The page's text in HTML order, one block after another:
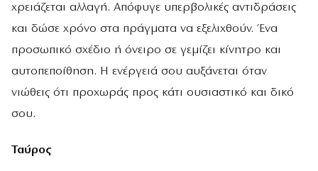
χρειάζεται αλλαγή. Απόφυγε υπερβολικές αντιδράσεις
και δώσε χρόνο στα πράγματα να εξελιχθούν. Ένα
προσωπικό σχέδιο ή όνειρο σε γεμίζει κίνητρο και
αυτοπεποίθηση. Η ενέργειά σου αυξάνεται όταν
νιώθεις ότι προχωράς προς κάτι ουσιαστικό και δικό
σου.
Ταύρος